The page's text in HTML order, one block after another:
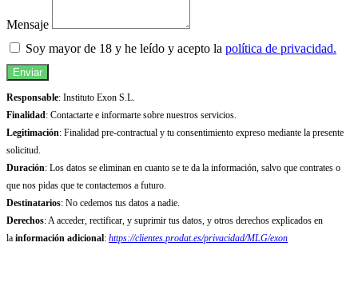
Mensaje
Soy mayor de 18 y he leído y acepto la política de privacidad.
Enviar
Responsable: Instituto Exon S.L.
Finalidad: Contactarte e informarte sobre nuestros servicios.
Legitimación: Finalidad pre-contractual y tu consentimiento expreso mediante la presente
solicitud.
Duración: Los datos se eliminan en cuanto se te da la información, salvo que contrates o
que nos pidas que te contactemos a futuro.
Destinatarios: No cedemos tus datos a nadie.
Derechos: A acceder, rectificar, y suprimir tus datos, y otros derechos explicados en
la información adicional: https://clientes.prodat.es/privacidad/MLG/exon